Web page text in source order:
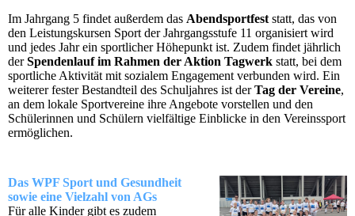
Im Jahrgang 5 findet außerdem das Abendsportfest statt, das von
den Leistungskursen Sport der Jahrgangsstufe 11 organisiert wird
und jedes Jahr ein sportlicher Höhepunkt ist. Zudem findet jährlich
derSpendenlauf im Rahmen der Aktion Tagwerk statt, bei dem
sportliche Aktivität mit sozialem Engagement verbunden wird. Ein
weiterer fester Bestandteil des Schuljahres ist derTag der Vereine,
an dem lokale Sportvereine ihre Angebote vorstellen und den
Schülerinnen und Schülern vielfältige Einblicke in den Vereinssport
ermöglichen.
Das WPF Sport und Gesundheit
sowie eine Vielzahl von AGs
Für alle Kinder gibt es zudem